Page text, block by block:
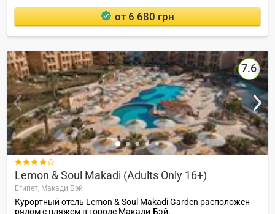
от 6 680 грн
7.6

Lemon & Soul Makadi (Adults Only 16+)
Египет, Макади Бэй
Курортный отель Lemon & Soul Makadi Garden расположен
рядом с пляжем в городе Макади-Бэй.